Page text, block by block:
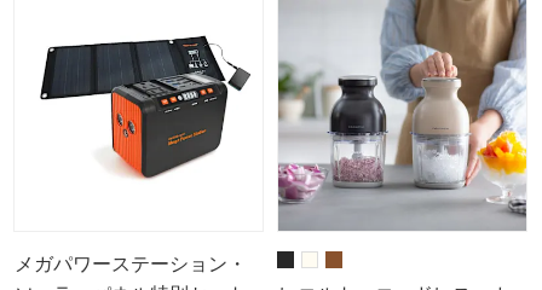
メガパワーステーション・